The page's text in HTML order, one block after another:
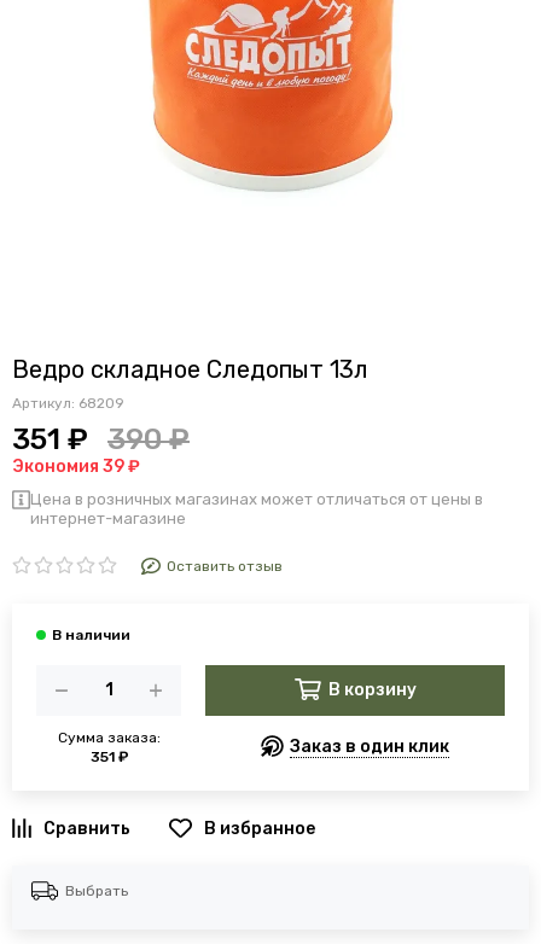
Ведро складное Следопыт 13л
Артикул: 68209
351 ₽ 390 ₽
Экономия 39 ₽
Цена в розничных магазинах может отличаться от цены в
интернет-магазине
Оставить отзыв
Сумма заказа:
351 ₽
В корзину
Заказ в один клик
В избранное
Выбрать